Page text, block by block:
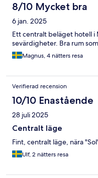
8/10 Mycket bra
6 jan. 2025
Ett centralt beläget hotell i
sevärdigheter. Bra rum
Magnus, 4 nätters resa
Verifierad recension
10/10 Enastående
28 juli 2025
Centralt läge
Fint, centralt läge, nära
Ulf, 2 nätters resa